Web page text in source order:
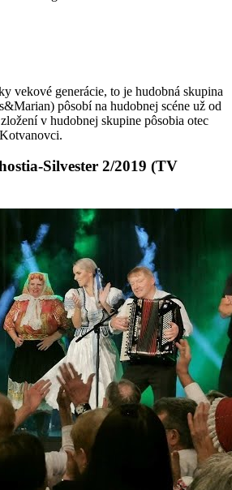
vekové generácie, to je hudobná skupina
pôsobí na hudobnej scéne už od
v hudobnej skupine pôsobia otec
Silvester 2/2019 (TV